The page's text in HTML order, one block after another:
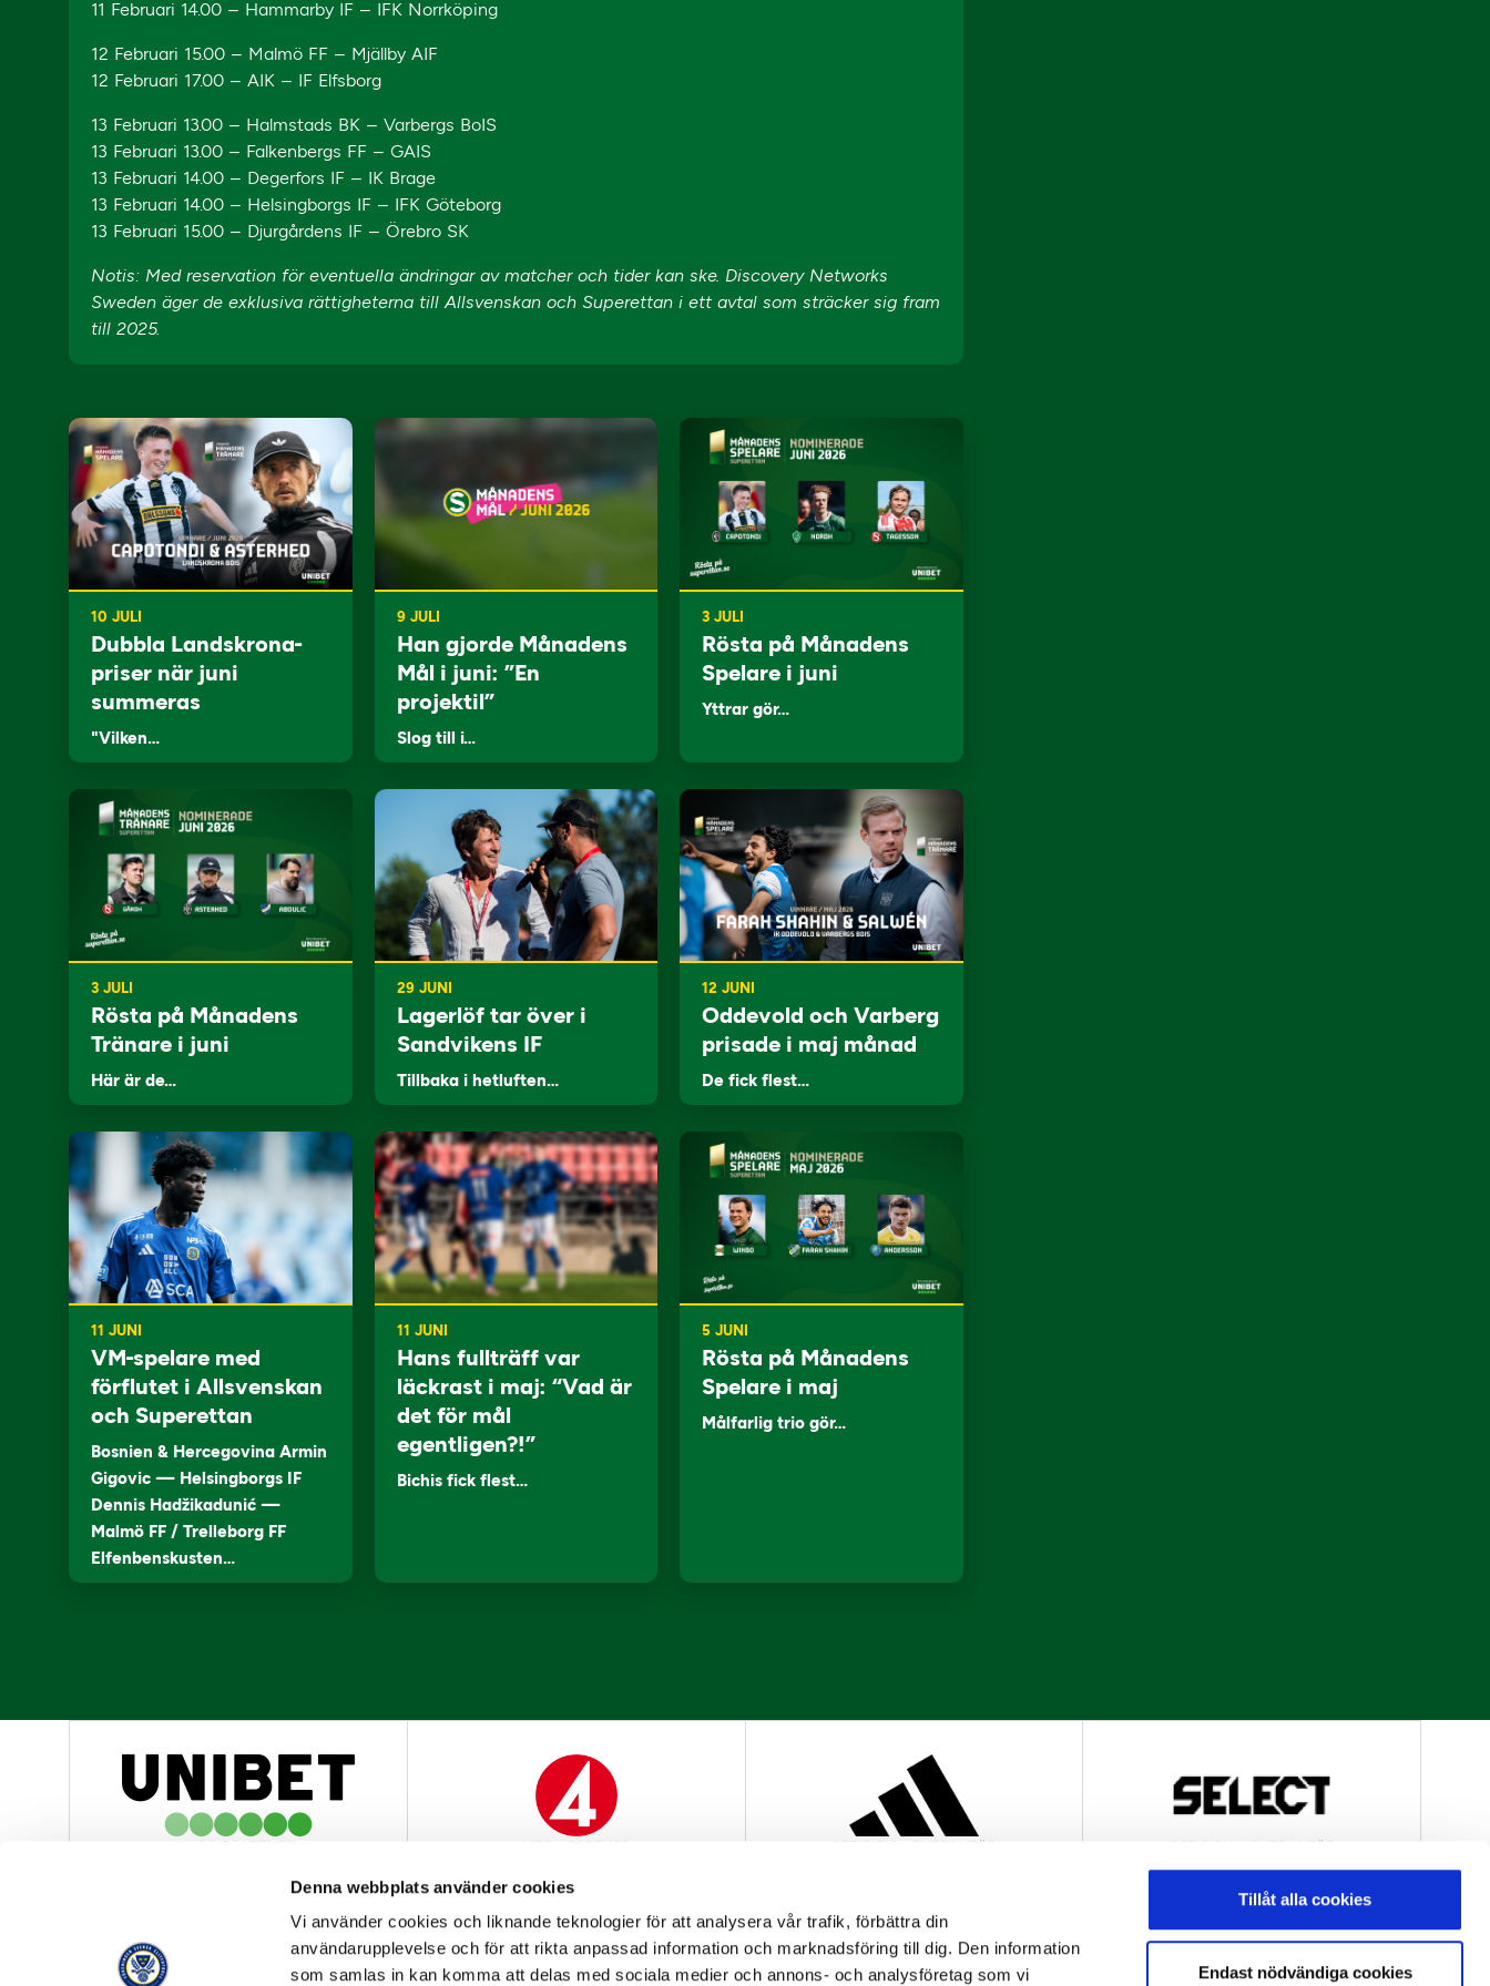
Denna webbplats använder cookies
Vi använder cookies och liknande teknologier för att analysera vår trafik, förbättra din
användarupplevelse och för att rikta anpassad information och marknadsföring till dig. Den information
som samlas in kan komma att delas med sociala medier och annons- och analysföretag som vi
Tillåt alla cookies
Endast nödvändiga cookies
11 Februari 14.00 – Hammarby IF – IFK Norrköping
12 Februari 15.00 – Malmö FF – Mjällby AIF
12 Februari 17.00 – AIK – IF Elfsborg
13 Februari 13.00 – Halmstads BK – Varbergs BoIS
13 Februari 13.00 – Falkenbergs FF – GAIS
13 Februari 14.00 – Degerfors IF – IK Brage
13 Februari 14.00 – Helsingborgs IF – IFK Göteborg
13 Februari 15.00 – Djurgårdens IF – Örebro SK
Notis: Med reservation för eventuella ändringar av matcher och tider kan ske. Discovery Networks
Sweden äger de exklusiva rättigheterna till Allsvenskan och Superettan i ett avtal som sträcker sig fram
till 2025.
10 JULI
Dubbla Landskrona-
priser när juni
summeras
"Vilken…
9 JULI
Han gjorde Månadens
Mål i juni: ”En
projektil”
Slog till i…
3 JULI
Rösta på Månadens
Spelare i juni
Yttrar gör…
3 JULI
Rösta på Månadens
Tränare i juni
Här är de…
29 JUNI
Lagerlöf tar över i
Sandvikens IF
Tillbaka i hetluften…
12 JUNI
Oddevold och Varberg
prisade i maj månad
De fick flest…
11 JUNI
VM-spelare med
förflutet i Allsvenskan
och Superettan
Bosnien & Hercegovina Armin
Gigovic — Helsingborgs IF
Dennis Hadžikadunić —
Malmö FF / Trelleborg FF
Elfenbenskusten…
11 JUNI
Hans fullträff var
läckrast i maj: “Vad är
det för mål
egentligen?!”
Bichis fick flest…
5 JUNI
Rösta på Månadens
Spelare i maj
Målfarlig trio gör…